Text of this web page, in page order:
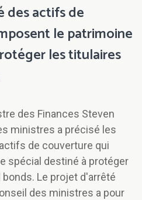
des actifs de
le patrimoine
les titulaires
des Finances Steven
ministres a précisé les
de couverture qui
spécial destiné à protéger
Le projet d'arrêté
des ministres a pour